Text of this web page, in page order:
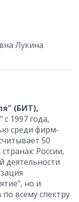
Лукина
(БИТ),
1997 года,
среди фирм-
50
России,
деятельности
но и
всему спектру